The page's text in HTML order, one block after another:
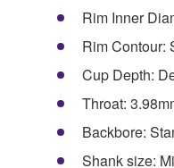
Rim Inner
Rim Contour:
Cup Depth:
Throat:
Backbore:
Shank size: